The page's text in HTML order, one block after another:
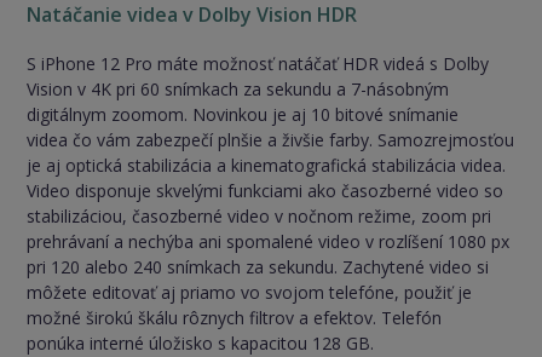
Natáčanie videa v Dolby Vision HDR
S iPhone 12 Pro máte možnosť natáčať HDR videá s Dolby
Vision v 4K pri 60 snímkach za sekundu a 7-násobným
digitálnym zoomom. Novinkou je aj 10 bitové snímanie
videa čo vám zabezpečí plnšie a živšie farby. Samozrejmosťou
je aj optická stabilizácia a kinematografická stabilizácia videa.
Video disponuje skvelými funkciami ako časozberné video so
stabilizáciou, časozberné video v nočnom režime, zoom pri
prehrávaní a nechýba ani spomalené video v rozlíšení 1080 px
pri 120 alebo 240 snímkach za sekundu. Zachytené video si
môžete editovať aj priamo vo svojom telefóne, použiť je
možné širokú škálu rôznych filtrov a efektov. Telefón
ponúka interné úložisko s kapacitou 128 GB.